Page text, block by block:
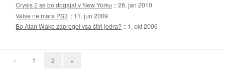
Crysis 2 se bo dogajal v New Yorku ::26. jan 2010
Valve ne mara PS3 :: 11. jun 2009
Bo Alan Wake zapregel vsa štiri jedra? :: 1. okt 2006
« 1 2 »